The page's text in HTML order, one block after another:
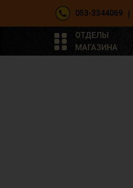
053-3344069 |
ОТДЕЛЫ
МАГАЗИНА